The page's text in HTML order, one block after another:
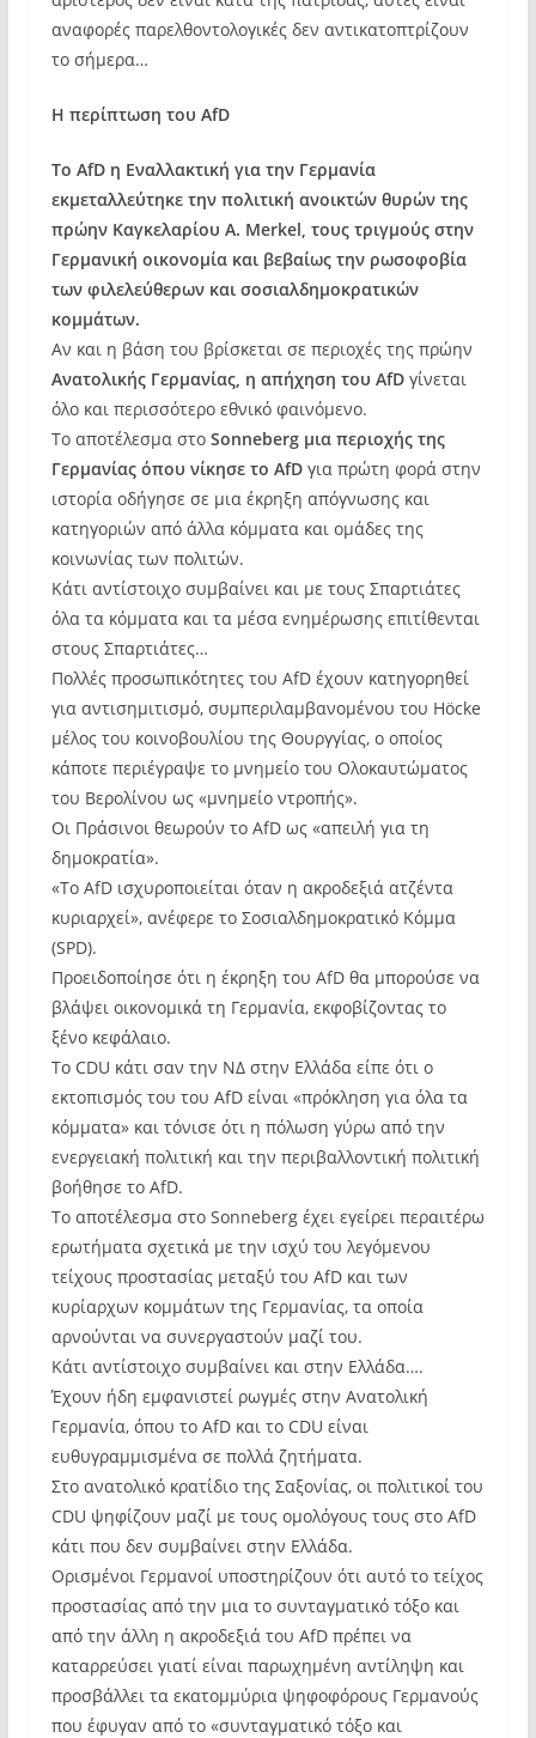
αναφορές παρελθοντολογικές δεν αντικατοπτρίζουν
το σήμερα…
Η περίπτωση του AfD
Το AfD η Εναλλακτική για την Γερμανία
εκμεταλλεύτηκε την πολιτική ανοικτών θυρών της
πρώην Καγκελαρίου Α. Merkel, τους τριγμούς στην
Γερμανική οικονομία και βεβαίως την ρωσοφοβία
των φιλελεύθερων και σοσιαλδημοκρατικών
κομμάτων.
Αν και η βάση του βρίσκεται σε περιοχές της πρώην
Ανατολικής Γερμανίας, η απήχηση του AfDγίνεται
όλο και περισσότερο εθνικό φαινόμενο.
Το αποτέλεσμα στο Sonneberg μια περιοχής της
Γερμανίας όπου νίκησε το AfDγια πρώτη φορά στην
ιστορία οδήγησε σε μια έκρηξη απόγνωσης και
κατηγοριών από άλλα κόμματα και ομάδες της
κοινωνίας των πολιτών.
Κάτι αντίστοιχο συμβαίνει και με τους Σπαρτιάτες
όλα τα κόμματα και τα μέσα ενημέρωσης επιτίθενται
στους Σπαρτιάτες…
Πολλές προσωπικότητες του AfD έχουν κατηγορηθεί
για αντισημιτισμό, συμπεριλαμβανομένου του Höcke
μέλος του κοινοβουλίου της Θουργγίας, ο οποίος
κάποτε περιέγραψε το μνημείο του Ολοκαυτώματος
του Βερολίνου ως «μνημείο ντροπής».
Οι Πράσινοι θεωρούν το AfD ως «απειλή για τη
δημοκρατία».
«Το AfD ισχυροποιείται όταν η ακροδεξιά ατζέντα
κυριαρχεί», ανέφερε το Σοσιαλδημοκρατικό Κόμμα
(SPD).
Προειδοποίησε ότι η έκρηξη του AfD θα μπορούσε να
βλάψει οικονομικά τη Γερμανία, εκφοβίζοντας το
ξένο κεφάλαιο.
Το CDU κάτι σαν την ΝΔ στην Ελλάδα είπε ότι ο
εκτοπισμός του του AfD είναι «πρόκληση για όλα τα
κόμματα» και τόνισε ότι η πόλωση γύρω από την
ενεργειακή πολιτική και την περιβαλλοντική πολιτική
βοήθησε το AfD.
Το αποτέλεσμα στο Sonneberg έχει εγείρει περαιτέρω
ερωτήματα σχετικά με την ισχύ του λεγόμενου
τείχους προστασίας μεταξύ του AfD και των
κυρίαρχων κομμάτων της Γερμανίας, τα οποία
αρνούνται να συνεργαστούν μαζί του.
Κάτι αντίστοιχο συμβαίνει και στην Ελλάδα….
Έχουν ήδη εμφανιστεί ρωγμές στην Ανατολική
Γερμανία, όπου το AfD και το CDU είναι
ευθυγραμμισμένα σε πολλά ζητήματα.
Στο ανατολικό κρατίδιο της Σαξονίας, οι πολιτικοί του
CDU ψηφίζουν μαζί με τους ομολόγους τους στο AfD
κάτι που δεν συμβαίνει στην Ελλάδα.
Ορισμένοι Γερμανοί υποστηρίζουν ότι αυτό το τείχος
προστασίας από την μια το συνταγματικό τόξο και
από την άλλη η ακροδεξιά του AfD πρέπει να
καταρρεύσει γιατί είναι παρωχημένη αντίληψη και
προσβάλλει τα εκατομμύρια ψηφοφόρους Γερμανούς
που έφυγαν από το «συνταγματικό τόξο και